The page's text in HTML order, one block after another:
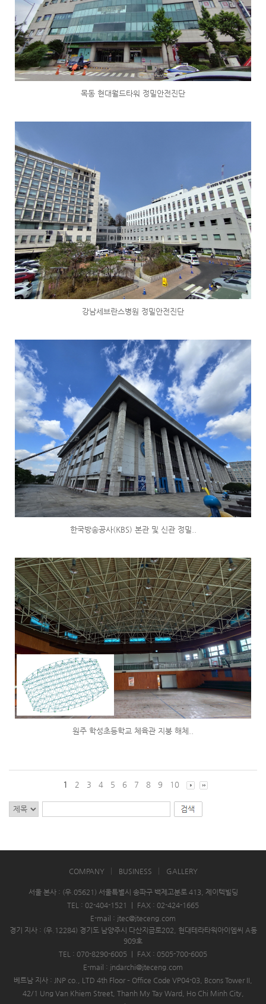
목동 현대월드타워 정밀안전진단
강남세브란스병원 정밀안전진단
한국방송공사(KBS) 본관 및 신관 정밀..
원주 학성초등학교 체육관 지붕 해체..
1 2 3 4 5 6 7 8 9 10
COMPANY BUSINESS GALLERY
서울 본사 : (우.05621) 서울특별시 송파구 백제고분로 413, 제이텍빌딩
TEL : 02-404-1521
FAX : 02-424-1665
E-mail : jtec@jteceng.com
경기 지사 : (우.12284) 경기도 남양주시 다산지금로202, 현대테라타워아이엠씨 A동
909호
TEL : 070-8290-6005
FAX : 0505-700-6005
E-mail : jndarchi@jteceng.com
베트남 지사 : JNP co., LTD 4th Floor – Office Code VP04-03, Bcons Tower II,
42/1 Ung Van Khiem Street, Thanh My Tay Ward, Ho Chi Minh City,